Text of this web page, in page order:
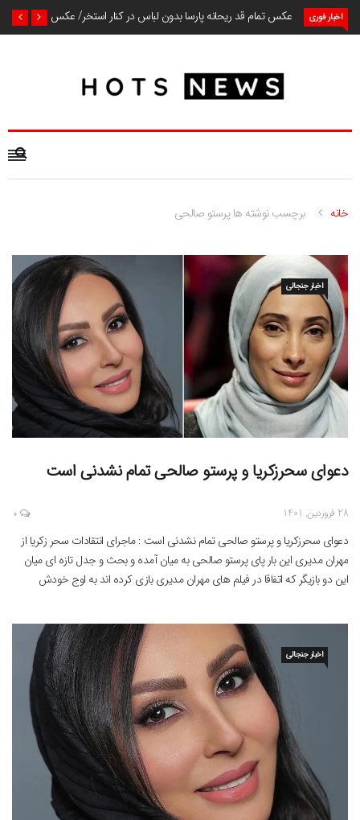
اخبار فوری عکس تمام قد ریحانه پارسا بدون لباس در کنار استخر/ عکس
خانه برچسب نوشته ها پرستو صالحی
اخبار جنجالی
دعوای سحرزکریا و پرستو صالحی تمام نشدنی است
28 فروردین, 1401 0
دعوای سحرزکریا و پرستو صالحی تمام نشدنی است : ماجرای انتقادات سحر زکریا از
مهران مدیری این بار پای پرستو صالحی به میان آمده و بحث و جدل تازه ای میان
این دو بازیگر که اتفاقا در فیلم های مهران مدیری بازی کرده اند به اوج خودش
اخبار جنجالی